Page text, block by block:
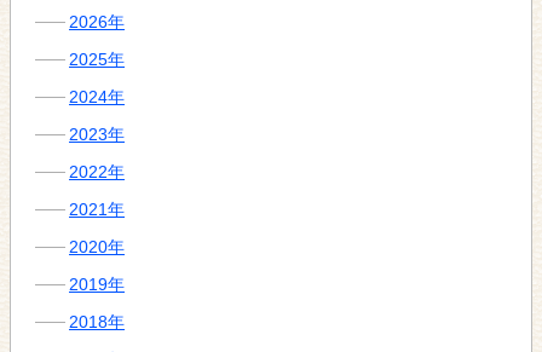
2026年
2025年
2024年
2023年
2022年
2021年
2020年
2019年
2018年